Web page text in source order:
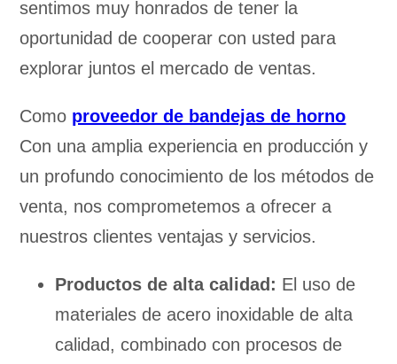
sentimos muy honrados de tener la
oportunidad de cooperar con usted para
explorar juntos el mercado de ventas.
Como proveedor de bandejas de horno
Con una amplia experiencia en producción y
un profundo conocimiento de los métodos de
venta, nos comprometemos a ofrecer a
nuestros clientes ventajas y servicios.
Productos de alta calidad: El uso de
materiales de acero inoxidable de alta
calidad, combinado con procesos de